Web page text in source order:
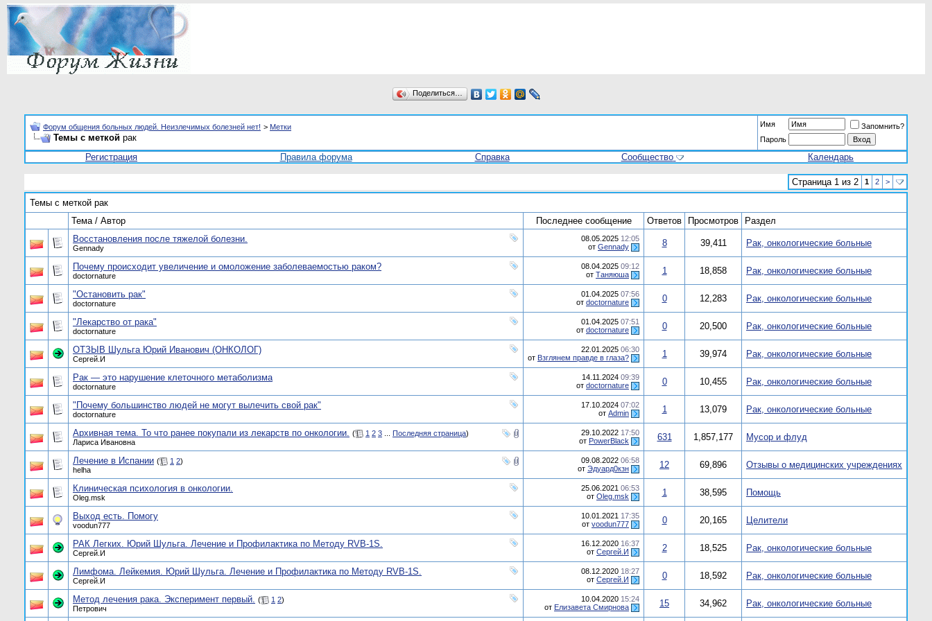
Поделиться…
Форум общения больных людей. Неизлечимых болезней нет! > Метки
Темы с меткой рак
Имя
Запомнить?
Пароль
Регистрация Правила форума Справка Сообщество Календарь
Страница 1 из 2 1 2 >
Темы с меткой рак
Тема / Автор
Последнее сообщение Ответов Просмотров
Раздел
Восстановления после тяжелой болезни.
Gennady
08.05.2025 12:05
от Gennady 8 39,411 Рак, онкологические больные
Почему происходит увеличение и омоложение заболеваемостью раком?
doctornature
08.04.2025 09:12
от Таняюша 1 18,858 Рак, онкологические больные
"Остановить рак"
doctornature
01.04.2025 07:56
от doctornature 0 12,283 Рак, онкологические больные
"Лекарство от рака"
doctornature
01.04.2025 07:51
от doctornature 0 20,500 Рак, онкологические больные
ОТЗЫВ Шульга Юрий Иванович (ОНКОЛОГ)
Сергей.И
22.01.2025 06:30
от Взглянем правде в глаза? 1 39,974 Рак, онкологические больные
Рак — это нарушение клеточного метаболизма
doctornature
14.11.2024 09:39
от doctornature 0 10,455 Рак, онкологические больные
"Почему большинство людей не могут вылечить свой рак"
doctornature
17.10.2024 07:02
от Admin 1 13,079 Рак, онкологические больные
Архивная тема. То что ранее покупали из лекарств по онкологии. ( 1 2 3 Последняя страница)
Лариса Ивановна
29.10.2022 17:50
от PowerBlack 631 1,857,177 Мусор и флуд
Лечение в Испании ( 1 2)
helha
09.08.2022 06:58
от Эдуард0кзн 12 69,896 Отзывы о медицинских учреждениях
Клиническая психология в онкологии.
Oleg.msk
25.06.2021 06:53
от Oleg.msk 1 38,595 Помощь
Выход есть. Помогу
voodun777
10.01.2021 17:35
от voodun777 0 20,165 Целители
РАК Легких. Юрий Шульга. Лечение и Профилактика по Методу RVB-1S.
Сергей.И
16.12.2020 16:37
от Сергей.И 2 18,525 Рак, онкологические больные
Лимфома. Лейкемия. Юрий Шульга. Лечение и Профилактика по Методу RVB-1S.
Сергей.И
08.12.2020 18:27
от Сергей.И 0 18,592 Рак, онкологические больные
Метод лечения рака. Эксперимент первый. ( 1 2)
Петрович
10.04.2020 15:24
от Елизавета Смирнова 15 34,962 Рак, онкологические больные